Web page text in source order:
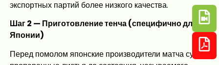
экспортных партий более низкого качества.
Шаг 2 — Приготовление тенча (специфично для
Японии)
Перед помолом японские производители матча сушат